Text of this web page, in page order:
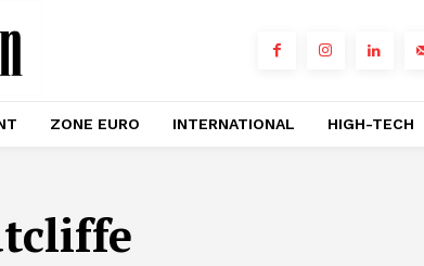
ZONE EURO INTERNATIONAL HIGH-TECH